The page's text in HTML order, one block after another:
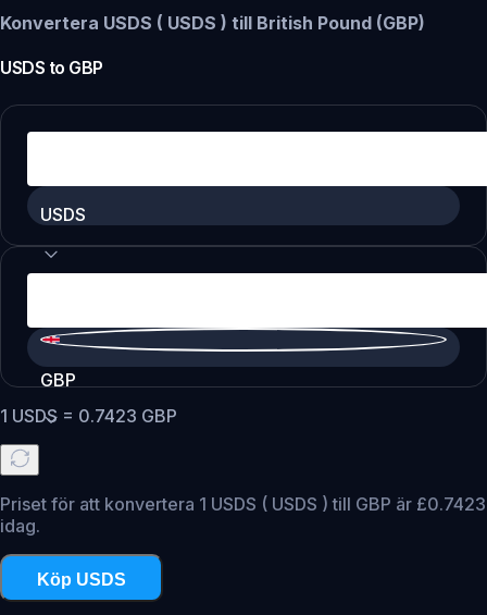
Konvertera USDS ( USDS ) till British Pound (GBP)
USDS to GBP
USDS
GBP
1 USDS = 0.7423 GBP
Priset för att konvertera 1 USDS ( USDS ) till GBP är £0.7423
idag.
Köp USDS